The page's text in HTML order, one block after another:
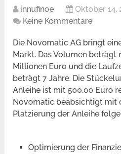
innufinoe Oktober 14,
Keine Kommentare
Die Novomatic AG bringt
Markt. Das Volumen beträgt
Millionen Euro und die
beträgt 7 Jahre. Die
Anleihe ist mit 500,00 Euro
Novomatic beabsichtigt mit
Platzierung der Anleihe
Optimierung der